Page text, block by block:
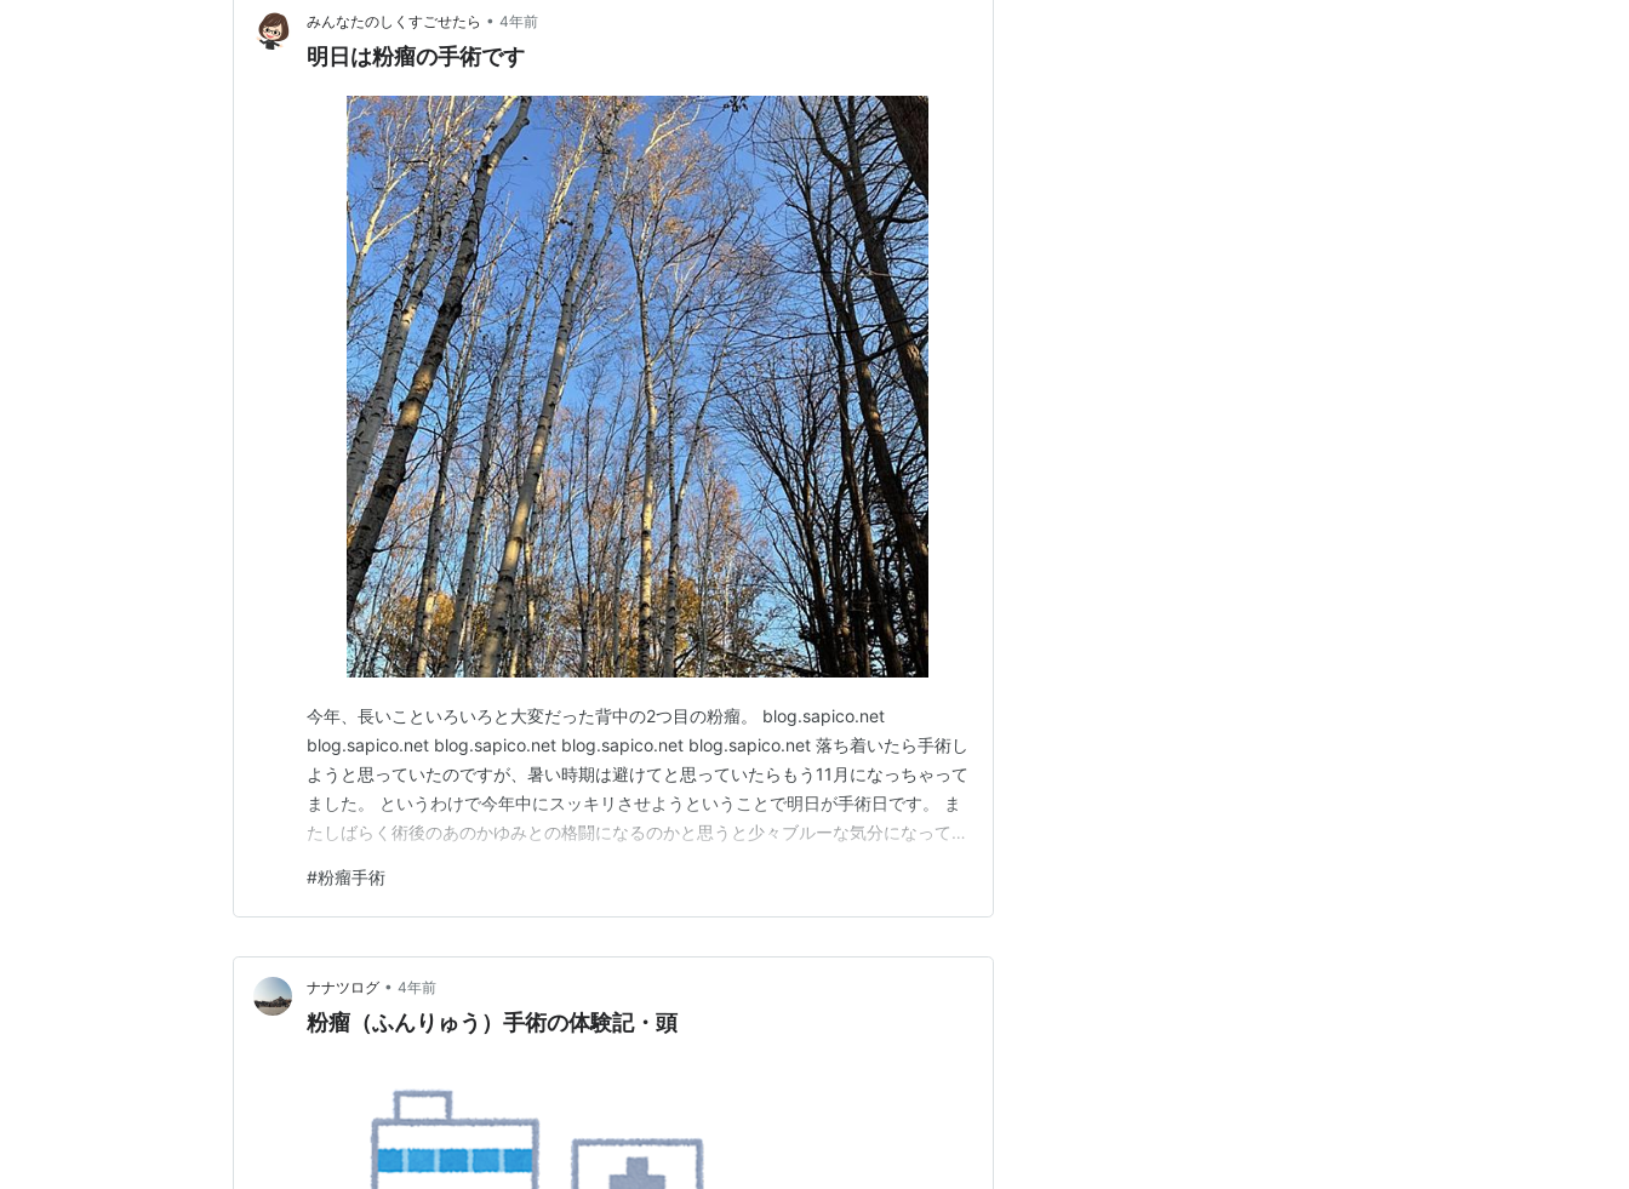
みんなたのしくすごせたら • 4年前
明日は粉瘤の手術です
今年、長いこといろいろと大変だった背中の2つ目の粉瘤。 blog.sapico.net
blog.sapico.net blog.sapico.net blog.sapico.net blog.sapico.net 落ち着いたら手術し
ようと思っていたのですが、暑い時期は避けてと思っていたらもう11月になっちゃって
ました。 というわけで今年中にスッキリさせようということで明日が手術日です。 ま
たしばらく術後のあのかゆみとの格闘になるのかと思うと少々ブルーな気分になってし
ってきます。 それにしてもこの背中の粉瘤、多分斜め…
#粉瘤手術
ナナツログ • 4年前
粉瘤（ふんりゅう）手術の体験記・頭